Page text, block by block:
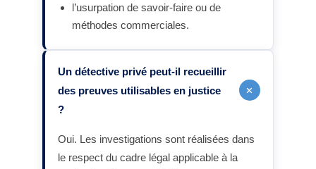
l’usurpation de savoir-faire ou de
méthodes commerciales.
Un détective privé peut-il recueillir
des preuves utilisables en justice
?
+
Oui. Les investigations sont réalisées dans
le respect du cadre légal applicable à la